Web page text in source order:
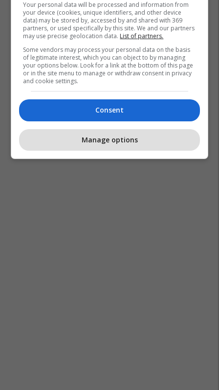
Kisella Vodë Lsdm
Your personal data will be processed and information from
your device (cookies, unique identifiers, and other device
data) may be stored by, accessed by and shared with 369
partners, or used specifically by this site. We and our partners
may use precise geolocation data. List of partners.
Some vendors may process your personal data on the basis
of legitimate interest, which you can object to by managing
your options below. Look for a link at the bottom of this page
or in the site menu to manage or withdraw consent in privacy
and cookie settings.
Consent
Manage options